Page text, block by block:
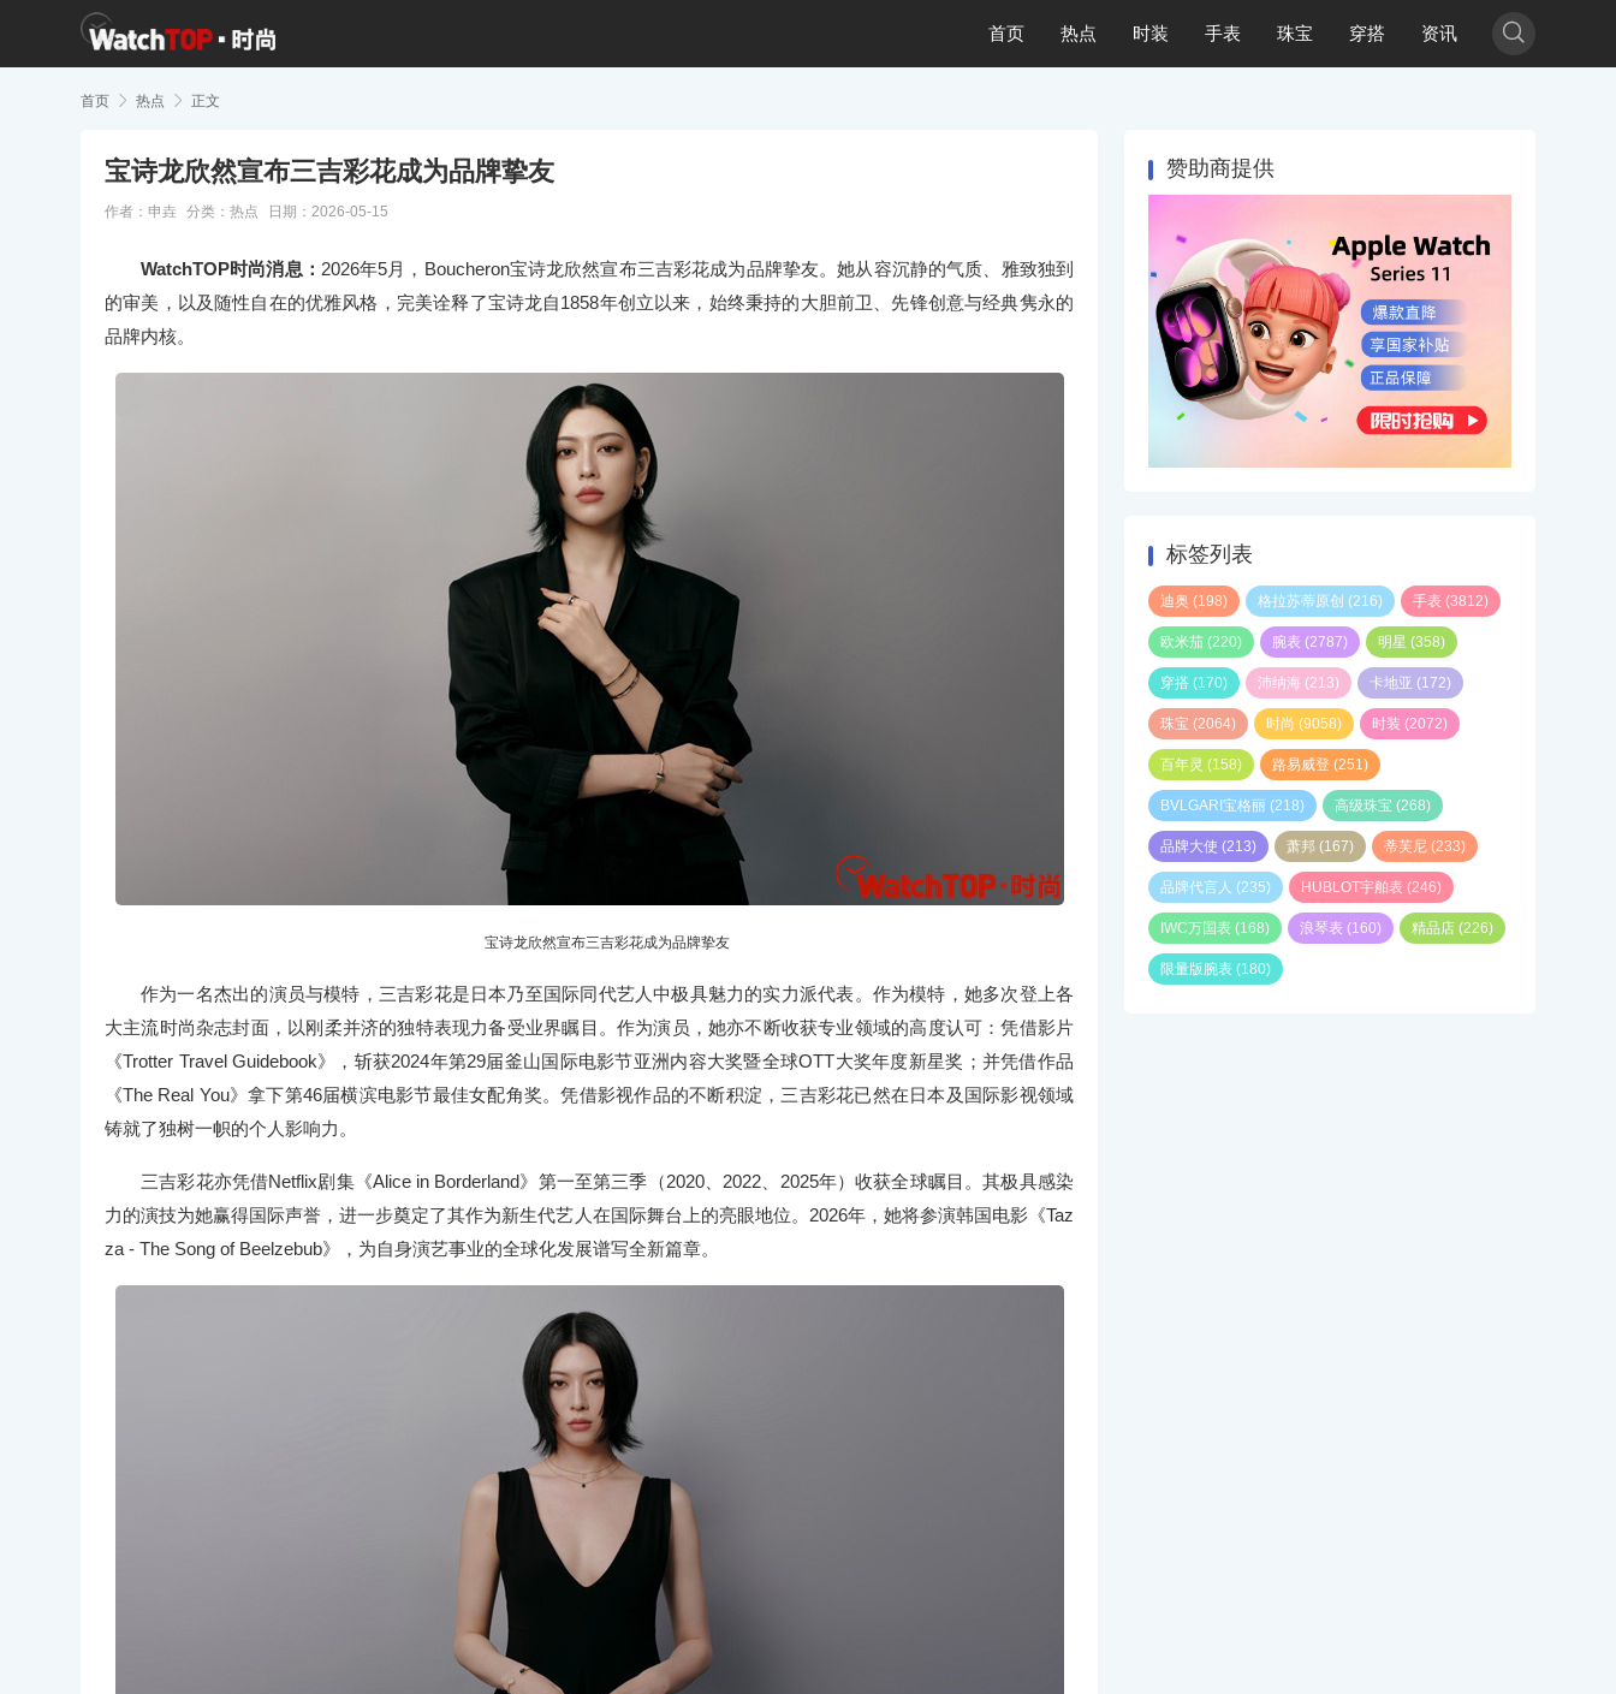
首页 热点 时装 手表 珠宝 穿搭 资讯 
首页  热点  正文
宝诗龙欣然宣布三吉彩花成为品牌挚友
作者：申垚 分类： 热点 日期：2026-05-15
WatchTOP时尚消息： 2026年5月，Boucheron宝诗龙欣然宣布三吉彩花成为品牌挚友。她从容沉静的气质、雅致独到
的审美，以及随性自在的优雅风格，完美诠释了宝诗龙自1858年创立以来，始终秉持的大胆前卫、先锋创意与经典隽永的
品牌内核。
宝诗龙欣然宣布三吉彩花成为品牌挚友
作为一名杰出的演员与模特，三吉彩花是日本乃至国际同代艺人中极具魅力的实力派代表。作为模特，她多次登上各
大主流时尚杂志封面，以刚柔并济的独特表现力备受业界瞩目。作为演员，她亦不断收获专业领域的高度认可：凭借影片
《Trotter Travel Guidebook》，斩获2024年第29届釜山国际电影节亚洲内容大奖暨全球OTT大奖年度新星奖；并凭借作品
《The Real You》拿下第46届横滨电影节最佳女配角奖。凭借影视作品的不断积淀，三吉彩花已然在日本及国际影视领域
铸就了独树一帜的个人影响力。
三吉彩花亦凭借Netflix剧集《Alice in Borderland》第一至第三季（2020、2022、2025年）收获全球瞩目。其极具感染
力的演技为她赢得国际声誉，进一步奠定了其作为新生代艺人在国际舞台上的亮眼地位。2026年，她将参演韩国电影《Taz
za - The Song of Beelzebub》，为自身演艺事业的全球化发展谱写全新篇章。
赞助商提供
标签列表
迪奥 (198) 格拉苏蒂原创 (216) 手表 (3812)
欧米茄 (220) 腕表 (2787) 明星 (358)
穿搭 (170) 沛纳海 (213) 卡地亚 (172)
珠宝 (2064) 时尚 (9058) 时装 (2072)
百年灵 (158) 路易威登 (251)
BVLGARI宝格丽 (218) 高级珠宝 (268)
品牌大使 (213) 萧邦 (167) 蒂芙尼 (233)
品牌代言人 (235) HUBLOT宇舶表 (246)
IWC万国表 (168) 浪琴表 (160) 精品店 (226)
限量版腕表 (180)